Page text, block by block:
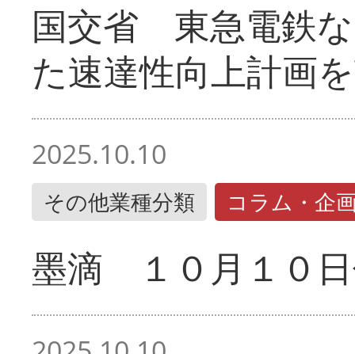
国交省 東急電鉄
た速達性向上計画
2025.10.10
その他業種分類 コラム・企
墨滴 １０月１０